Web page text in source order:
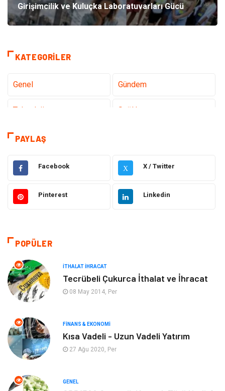
Girişimcilik ve Kuluçka Laboratuvarları Gücü
KATEGORILER
Genel Gündem
Teknoloji Sağlık
Tanıtıcı Reklam
Gıda Elektrik Elektronik
Eğitim & Kariyer Hukuk
Ulaşım ve Taşımacılık
Bilgisayar ve Yazılım
Emlak
Eğitim Kurumları Tatil
PAYLAŞ
Facebook X X / Twitter
Pinterest Linkedin
POPÜLER
İTHALAT İHRACAT
Tecrübeli Çukurca İthalat ve İhracat
08 May 2014, Per
FINANS & EKONOMI
Kısa Vadeli - Uzun Vadeli Yatırım
27 Ağu 2020, Per
GENEL